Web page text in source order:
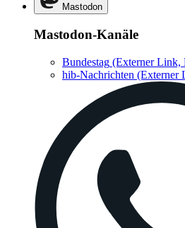
Mastodon
Mastodon-Kanäle
Bundestag (Externer Link,
hib-Nachrichten (Externer